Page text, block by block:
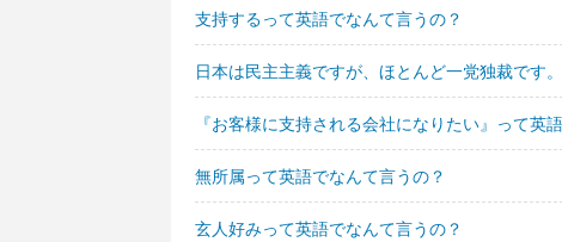
支持するって英語でなんて言うの？
日本は民主主義ですが、ほとんど一党独裁です
『お客様に支持される会社になりたい』って英
無所属って英語でなんて言うの？
玄人好みって英語でなんて言うの？